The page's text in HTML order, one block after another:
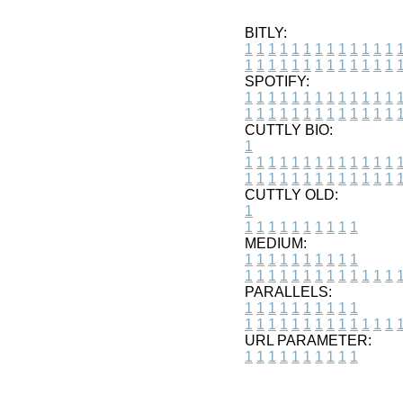
BITLY:
1 1 1 1 1 1 1 1 1 1 1 1 1 1
1 1 1 1 1 1 1 1 1 1 1 1 1 1
SPOTIFY:
1 1 1 1 1 1 1 1 1 1 1 1 1 1
1 1 1 1 1 1 1 1 1 1 1 1 1 1
CUTTLY BIO:
1
1 1 1 1 1 1 1 1 1 1 1 1 1 1
1 1 1 1 1 1 1 1 1 1 1 1 1 1
CUTTLY OLD:
1
1 1 1 1 1 1 1 1 1 1
MEDIUM:
1 1 1 1 1 1 1 1 1 1
1 1 1 1 1 1 1 1 1 1 1 1 1 1
PARALLELS:
1 1 1 1 1 1 1 1 1 1
1 1 1 1 1 1 1 1 1 1 1 1 1 1
URL PARAMETER:
1 1 1 1 1 1 1 1 1 1